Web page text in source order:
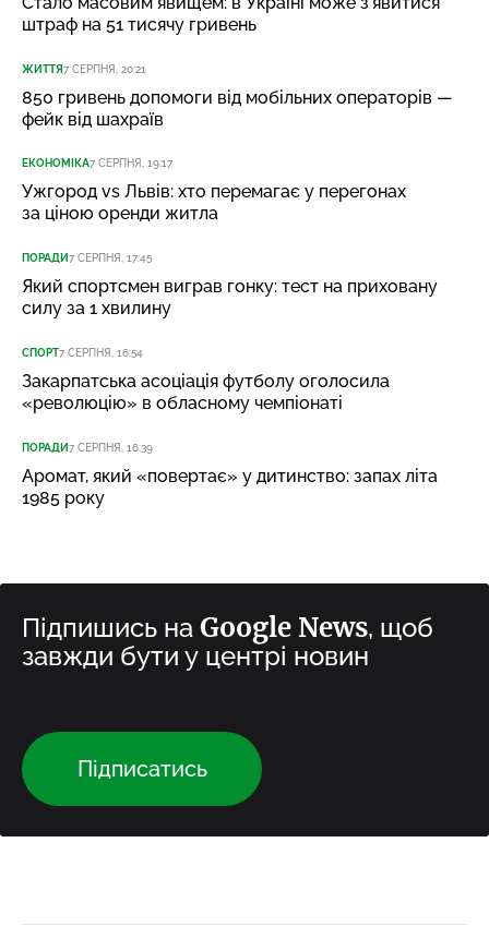
штраф на 51 тисячу гривень
ЖИТТЯ7 СЕРПНЯ, 20:21
850 гривень допомоги від мобільних операторів —
фейк від шахраїв
ЕКОНОМІКА7 СЕРПНЯ, 19:17
Ужгород vs Львів: хто перемагає у перегонах
за ціною оренди житла
ПОРАДИ7 СЕРПНЯ, 17:45
Який спортсмен виграв гонку: тест на приховану
силу за 1 хвилину
СПОРТ7 СЕРПНЯ, 16:54
Закарпатська асоціація футболу оголосила
«революцію» в обласному чемпіонаті
ПОРАДИ7 СЕРПНЯ, 16:39
Аромат, який «повертає» у дитинство: запах літа
1985 року
Підпишись на Google News, щоб
завжди бути у центрі новин
Підписатись